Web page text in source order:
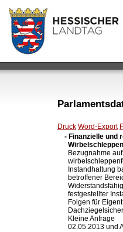
Druck Word-Export
- Finanzielle und
Bezugnahme
Instandhaltung
betroffener
festgestellter
Folgen für
Kleine Anfrage
02.05.2013 und